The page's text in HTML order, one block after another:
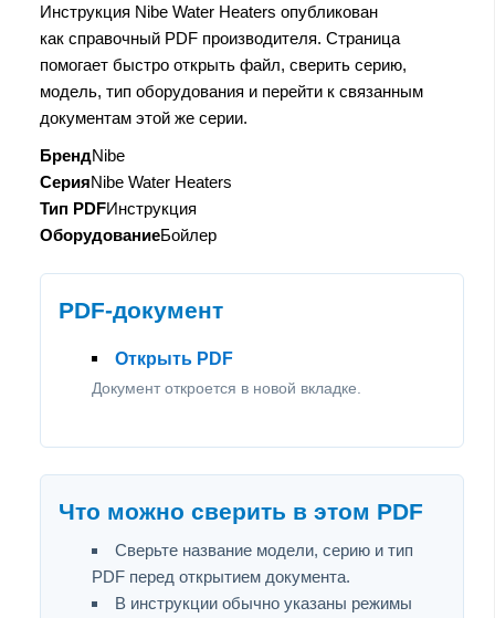
Инструкция Nibe Water Heaters опубликован
как справочный PDF производителя. Страница
помогает быстро открыть файл, сверить серию,
модель, тип оборудования и перейти к связанным
документам этой же серии.
БрендNibe
СерияNibe Water Heaters
Тип PDFИнструкция
ОборудованиеБойлер
PDF-документ
Открыть PDF
Документ откроется в новой вкладке.
Что можно сверить в этом PDF
Сверьте название модели, серию и тип
PDF перед открытием документа.
В инструкции обычно указаны режимы